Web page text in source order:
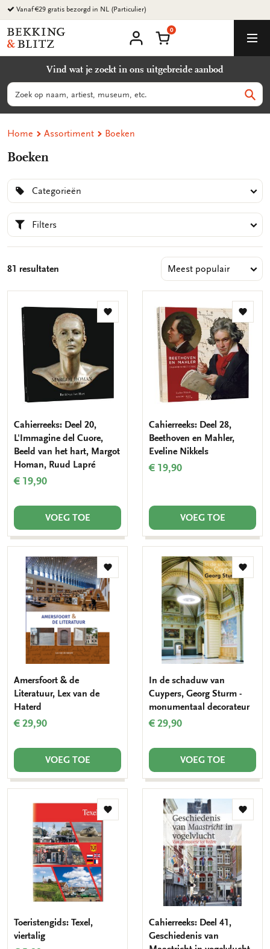
Ga
naar
content
Vanaf €29 gratis bezorgd in NL (Particulier)
Bekking
&
B.V.
account
Winkelmand
0
Vind wat je zoekt in ons uitgebreide aanbod
Zoeken
Home Assortiment Boeken
Boeken
Categorieën
Filters
81 resultaten
Toevoegen
Cahierreeks: Deel 20,
L'Immagine del Cuore,
Beeld van het hart, Margot
Homan, Ruud Lapré
€ 19,90
VOEG TOE
aan
Cahierreeks: Deel 28,
Beethoven en Mahler,
Eveline Nikkels
€ 19,90
VOEG TOE
Toevoegen
aan
verlanglijst
Amersfoort & de
Literatuur, Lex van de
Haterd
€ 29,90
VOEG TOE
aan
In de schaduw van
Cuypers, Georg Sturm -
monumentaal decorateur
€ 29,90
VOEG TOE
Toevoegen
Toeristengids: Texel,
viertalig
Cahierreeks: Deel 41,
Geschiedenis van